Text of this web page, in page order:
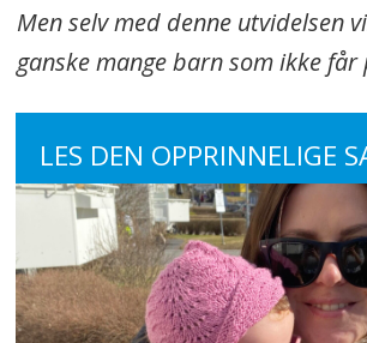
Men selv med denne utvidelsen
ganske mange barn som ikke får
LES DEN OPPRINNELIGE